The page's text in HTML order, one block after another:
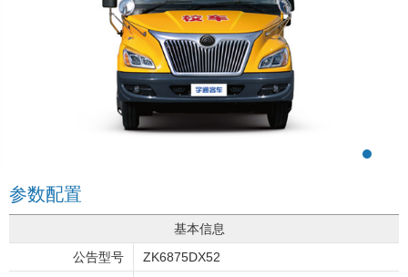
参数配置
基本信息
公告型号
ZK6875DX52